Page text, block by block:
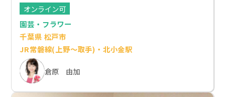
オンライン可
園芸・フラワー
千葉県 松戸市
JR常磐線(上野～取手)・北小金駅
倉原 由加